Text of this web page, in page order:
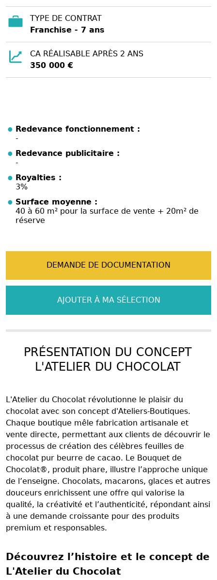
TYPE DE CONTRAT
Franchise - 7 ans
CA RÉALISABLE APRÈS 2 ANS
350 000 €
Redevance fonctionnement :
-
Redevance publicitaire :
-
Royalties :
3%
Surface moyenne :
40 à 60 m² pour la surface de vente + 20m² de
réserve
DEMANDE DE DOCUMENTATION
AJOUTER À MA SÉLECTION
PRÉSENTATION DU CONCEPT
L'ATELIER DU CHOCOLAT
L'Atelier du Chocolat révolutionne le plaisir du
chocolat avec son concept d'Ateliers-Boutiques.
Chaque boutique mêle fabrication artisanale et
vente directe, permettant aux clients de découvrir le
processus de création des célèbres feuilles de
chocolat pur beurre de cacao. Le Bouquet de
Chocolat®, produit phare, illustre l’approche unique
de l’enseigne. Chocolats, macarons, glaces et autres
douceurs enrichissent une offre qui valorise la
qualité, la créativité et l’authenticité, répondant ainsi
à une demande croissante pour des produits
premium et responsables.
Découvrez l’histoire et le concept de
L'Atelier du Chocolat